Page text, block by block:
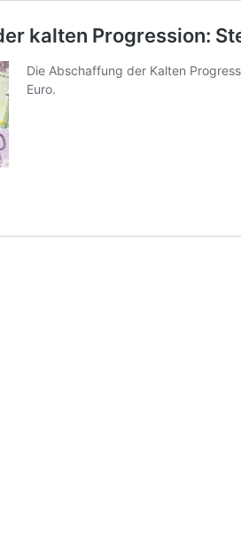
kalten Progression:
Die Abschaffung der Kalten
Euro.